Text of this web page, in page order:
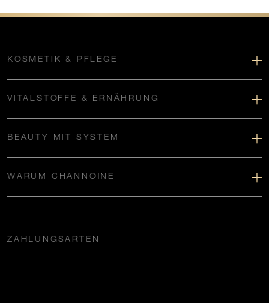
KOSMETIK & PFLEGE
VITALSTOFFE & ERNÄHRUNG
BEAUTY MIT SYSTEM
WARUM CHANNOINE
ZAHLUNGSARTEN